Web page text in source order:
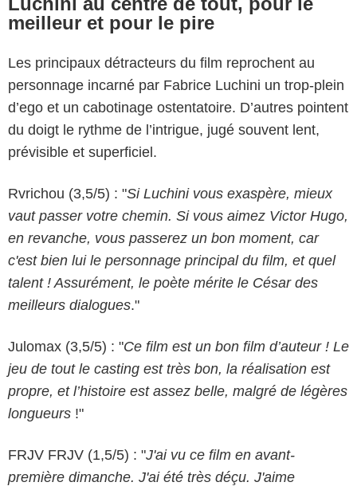
meilleur et pour le pire
Les principaux détracteurs du film reprochent au
personnage incarné par Fabrice Luchini un trop-plein
d’ego et un cabotinage ostentatoire. D’autres pointent
du doigt le rythme de l’intrigue, jugé souvent lent,
prévisible et superficiel.
Rvrichou (3,5/5) : "Si Luchini vous exaspère, mieux
vaut passer votre chemin. Si vous aimez Victor Hugo,
en revanche, vous passerez un bon moment, car
c'est bien lui le personnage principal du film, et quel
talent ! Assurément, le poète mérite le César des
meilleurs dialogues."
Julomax (3,5/5) : "Ce film est un bon film d’auteur ! Le
jeu de tout le casting est très bon, la réalisation est
propre, et l’histoire est assez belle, malgré de légères
longueurs !"
FRJV FRJV (1,5/5) : "J'ai vu ce film en avant-
première dimanche. J'ai été très déçu. J'aime